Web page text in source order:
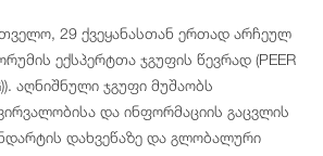
29 ქვეყანასთან ერთად არჩეულ
ექსპერტთა ჯგუფის წევრად (PEER
აღნიშნული ჯგუფი მუშაობს
და ინფორმაციის გაცვლის
დახვეწაზე და გლობალური